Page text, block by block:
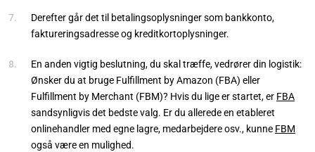
Derefter går det til betalingsoplysninger som bankkonto,
faktureringsadresse og kreditkortoplysninger.
En anden vigtig beslutning, du skal træffe, vedrører din logistik:
Ønsker du at bruge Fulfillment by Amazon (FBA) eller
Fulfillment by Merchant (FBM)? Hvis du lige er startet, er FBA
sandsynligvis det bedste valg. Er du allerede en etableret
onlinehandler med egne lagre, medarbejdere osv., kunne FBM
også være en mulighed.